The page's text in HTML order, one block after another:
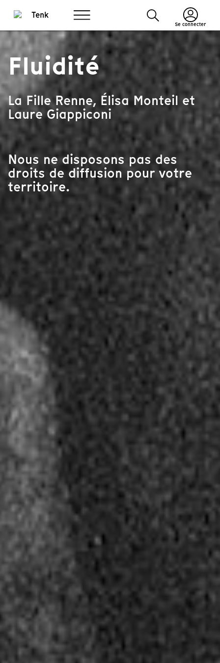
Se connecter
Fluidité
La Fille Renne, Élisa Monteil et
Laure Giappiconi
Nous ne disposons pas des
droits de diffusion pour votre
territoire.